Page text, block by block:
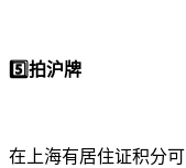
5️⃣拍沪牌
在上海有居住证积分